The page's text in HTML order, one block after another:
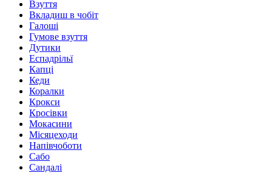
Взуття
Вкладиш в чобіт
Галоші
Гумове взуття
Дутики
Еспадрільї
Капці
Кеди
Коралки
Крокси
Кросівки
Мокасини
Місяцеходи
Напівчоботи
Сабо
Сандалі